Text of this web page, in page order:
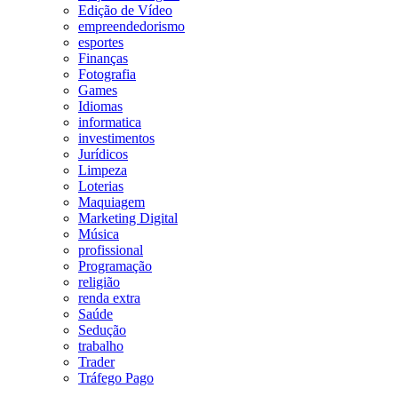
Edição de Vídeo
empreendedorismo
esportes
Finanças
Fotografia
Games
Idiomas
informatica
investimentos
Jurídicos
Limpeza
Loterias
Maquiagem
Marketing Digital
Música
profissional
Programação
religião
renda extra
Saúde
Sedução
trabalho
Trader
Tráfego Pago